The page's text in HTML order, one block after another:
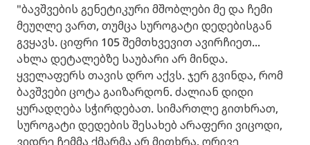
"ბავშვების გენეტიკური მშობლები მე და ჩემი
მეუღლე ვართ, თუმცა სუროგატი დედებისგან
გვყავს. ციფრი 105 შემთხვევით ავირჩიეთ...
ახლა დეტალებზე საუბარი არ მინდა.
ყველაფერს თავის დრო აქვს. ჯერ გვინდა, რომ
ბავშვები ცოტა გაიზარდონ. ძალიან დიდი
ყურადღება სჭირდებათ. სიმართლე გითხრათ,
სუროგატი დედების შესახებ არაფერი ვიცოდი,
ვიდრე ჩემმა ქმარმა არ მითხრა. ორივე